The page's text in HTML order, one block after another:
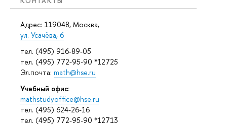
Адрес: 119048, Москва,
ул. Усачёва, 6
тел. (495) 916-89-05
тел. (495) 772-95-90 *12725
Эл.почта: math@hse.ru
Учебный офис:
mathstudyoffice@hse.ru
тел. (495) 624-26-16
тел. (495) 772-95-90 *12713